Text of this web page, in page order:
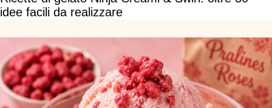
idee facili da realizzare